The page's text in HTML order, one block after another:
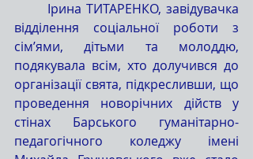
відділення соціальної роботи з
сім’ями, дітьми та молоддю,
подякувала всім, хто долучився до
організації свята, підкресливши, що
проведення новорічних дійств у
стінах Барського гуманітарно-
педагогічного коледжу імені